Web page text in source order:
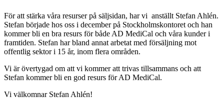
För att stärka våra resurser på säljsidan, har vi anställt Stefan Ahlén.
Stefan började hos oss i december på Stockholmskontoret och han
kommer bli en bra resurs för både AD MediCal och våra kunder i
framtiden. Stefan har bland annat arbetat med försäljning mot
offentlig sektor i 15 år, inom flera områden.
Vi är övertygad om att vi kommer att trivas tillsammans och att
Stefan kommer bli en god resurs för AD MediCal.
Vi välkomnar Stefan Ahlén!